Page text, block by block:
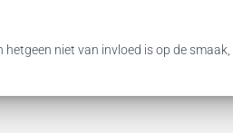
niet van invloed is op de